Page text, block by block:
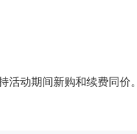
活动期间新购和续费同价。